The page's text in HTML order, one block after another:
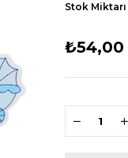
Stok Miktarı
₺54,00